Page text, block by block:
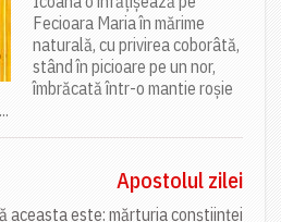
Fecioara Maria în mărime
naturală, cu privirea coborâtă,
stând în picioare pe un nor,
îmbrăcată într-o mantie roșie
Apostolul zilei
aceasta este: mărturia conștiinței